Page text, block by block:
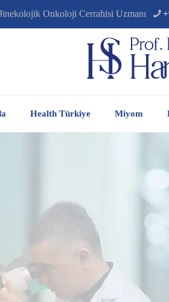
Onkoloji Cerrahisi Uzmanı
Health Türkiye Miyom